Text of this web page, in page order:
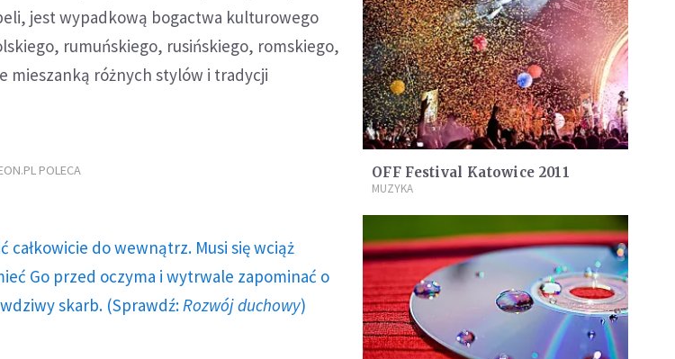
jest wypadkową bogactwa kulturowego
rumuńskiego, rusińskiego, romskiego,
mieszanką różnych stylów i tradycji
POLECA
całkowicie do wewnątrz. Musi się wciąż
Go przed oczyma i wytrwale zapominać o
skarb. (Sprawdź: Rozwój duchowy)
OFF Festival Katowice 2011
MUZYKA